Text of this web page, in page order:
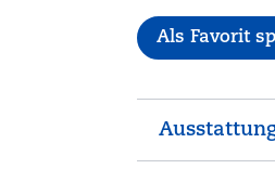
Als Favorit